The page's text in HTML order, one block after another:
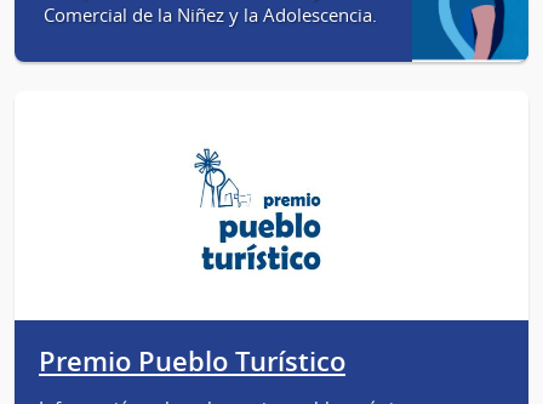
Comercial de la Niñez y la Adolescencia.
Premio Pueblo Turístico